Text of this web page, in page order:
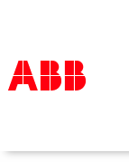
Produkty